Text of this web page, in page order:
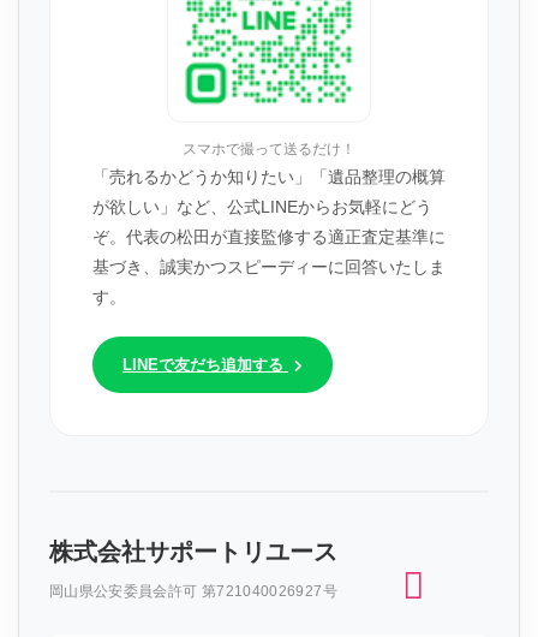
スマホで撮って送るだけ！
「売れるかどうか知りたい」「遺品整理の概算
が欲しい」など、公式LINEからお気軽にどう
ぞ。代表の松田が直接監修する適正査定基準に
基づき、誠実かつスピーディーに回答いたしま
す。
LINEで友だち追加する
株式会社サポートリユース
岡山県公安委員会許可 第721040026927号